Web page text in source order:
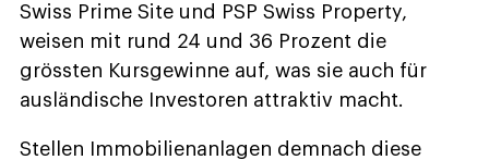
Swiss Prime Site und PSP Swiss Property,
weisen mit rund 24 und 36 Prozent die
grössten Kursgewinne auf, was sie auch für
ausländische Investoren attraktiv macht.
Stellen Immobilienanlagen demnach diese